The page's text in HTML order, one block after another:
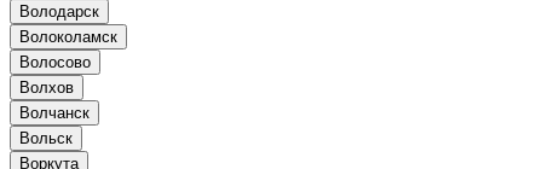
Володарск
Волоколамск
Волосово
Волхов
Волчанск
Вольск
Воркута